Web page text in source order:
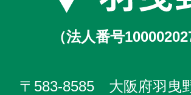
（法人番号
〒583-8585 大阪府羽曳